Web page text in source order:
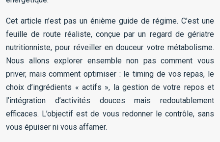
Cet article n’est pas un énième guide de régime. C’est une
feuille de route réaliste, conçue par un regard de gériatre
nutritionniste, pour réveiller en douceur votre métabolisme.
Nous allons explorer ensemble non pas comment vous
priver, mais comment optimiser : le timing de vos repas, le
choix d’ingrédients « actifs », la gestion de votre repos et
l’intégration d’activités douces mais redoutablement
efficaces. L’objectif est de vous redonner le contrôle, sans
vous épuiser ni vous affamer.